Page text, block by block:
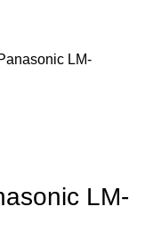
LM-
LM-